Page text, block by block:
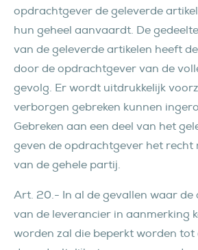
opdrachtgever de geleverde
hun geheel aanvaardt. De
van de geleverde artikelen heeft
door de opdrachtgever van de
gevolg. Er wordt uitdrukkelijk
verborgen gebreken kunnen
Gebreken aan een deel van het
geven de opdrachtgever het recht
van de gehele partij.
Art. 20.- In al de gevallen waar de
van de leverancier in aanmerking
worden zal die beperkt worden